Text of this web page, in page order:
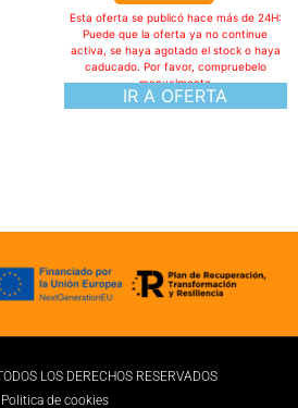
IR A OFERTA
Esta oferta se publicó hace más de 24H:
Puede que la oferta ya no continue
activa, se haya agotado el stock o haya
caducado. Por favor, compruebelo
manualmente
LOS DERECHOS RESERVADOS
Politica de cookies